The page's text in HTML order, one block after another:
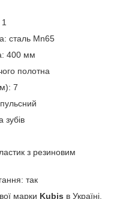
сталь Mn65
400 мм
полотна
7
зубів
з резиновим
так
марки Kubis в Україні.